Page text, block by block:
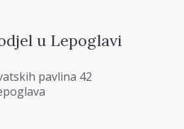
u Lepoglavi
pavlina 42